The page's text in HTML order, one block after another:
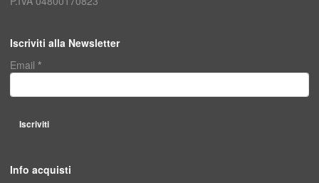
Iscriviti alla Newsletter
Email *
Info acquisti